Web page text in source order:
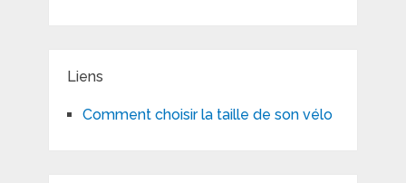
Liens
Comment choisir la taille de son vélo